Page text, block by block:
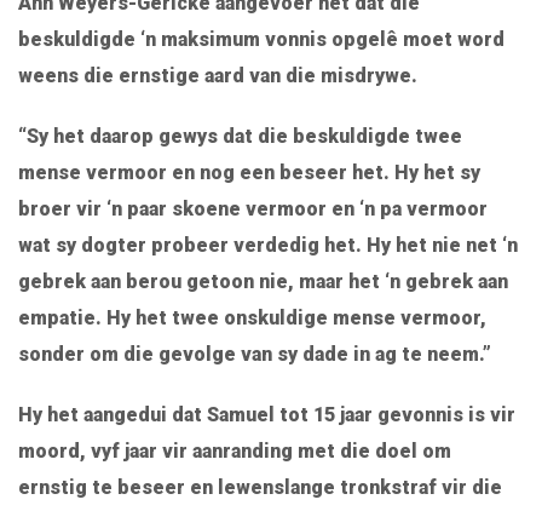
beskuldigde ‘n maksimum vonnis opgelê moet word
weens die ernstige aard van die misdrywe.
“Sy het daarop gewys dat die beskuldigde twee
mense vermoor en nog een beseer het. Hy het sy
broer vir ‘n paar skoene vermoor en ‘n pa vermoor
wat sy dogter probeer verdedig het. Hy het nie net ‘n
gebrek aan berou getoon nie, maar het ‘n gebrek aan
empatie. Hy het twee onskuldige mense vermoor,
sonder om die gevolge van sy dade in ag te neem.”
Hy het aangedui dat Samuel tot 15 jaar gevonnis is vir
moord, vyf jaar vir aanranding met die doel om
ernstig te beseer en lewenslange tronkstraf vir die